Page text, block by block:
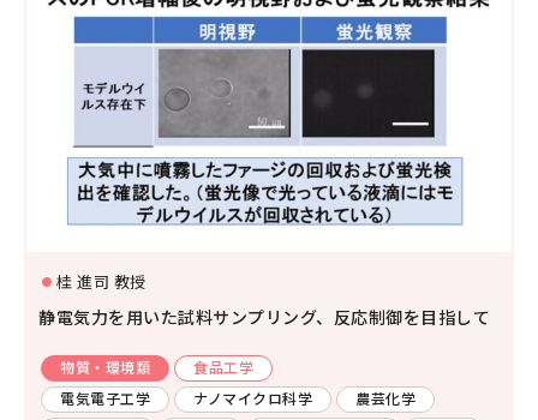
桂 進司 教授
静電気力を用いた試料サンプリング、反応制御を目指して
物質・環境類
食品工学
電気電子工学
ナノマイクロ科学
農芸化学